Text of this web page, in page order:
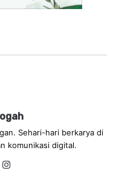
Sehari-hari berkarya di
komunikasi digital.
Yo